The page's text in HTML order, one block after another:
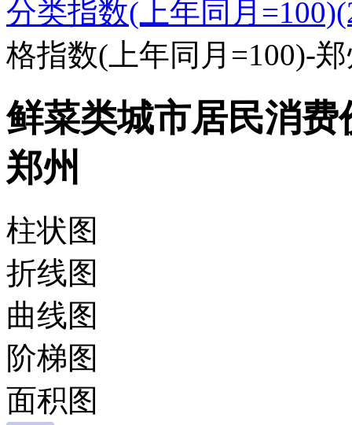
分类指数(上年同月
格指数(上年同月=100)-
鲜菜类城市居民消
郑州
柱状图
折线图
曲线图
阶梯图
面积图